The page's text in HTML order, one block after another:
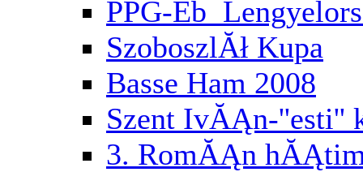
PPG-Eb
SzoboszlĂł Kupa
Basse Ham 2008
Szent IvĂĄn-
3. RomĂĄn